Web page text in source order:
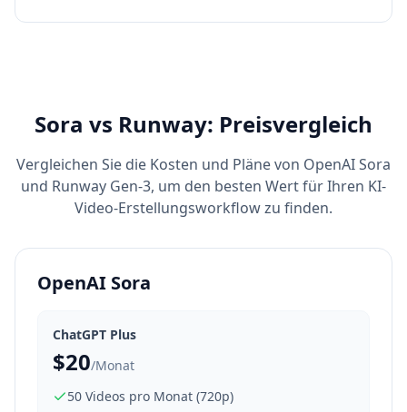
Sora vs Runway: Preisvergleich
Vergleichen Sie die Kosten und Pläne von OpenAI Sora
und Runway Gen-3, um den besten Wert für Ihren KI-
Video-Erstellungsworkflow zu finden.
OpenAI Sora
ChatGPT Plus
$20/Monat
50 Videos pro Monat (720p)